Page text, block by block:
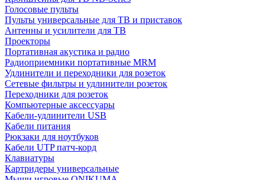
Голосовые пульты
Пульты универсальные для ТВ и приставок
Антенны и усилители для ТВ
Проекторы
Портативная акустика и радио
Радиоприемники портативные MRM
Удлинители и переходники для розеток
Сетевые фильтры и удлинители розеток
Переходники для розеток
Компьютерные аксессуары
Кабели-удлинители USB
Кабели питания
Рюкзаки для ноутбуков
Кабели UTP патч-корд
Клавиатуры
Картридеры универсальные